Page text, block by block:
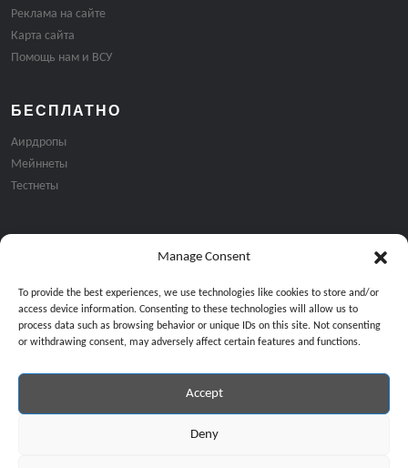
Manage Consent
To provide the best experiences, we use technologies like cookies to store and/or
access device information. Consenting to these technologies will allow us to
process data such as browsing behavior or unique IDs on this site. Not consenting
or withdrawing consent, may adversely affect certain features and functions.
Accept
Deny
Реклама на сайте
Карта сайта
Помощь нам и ВСУ
БЕСПЛАТНО
Аирдропы
Мейннеты
Тестнеты
Подписка на email рассылку:
Продолжая, вы соглашаетесь с нашей политикой
Copyright © 2024 All Rights Reserved by